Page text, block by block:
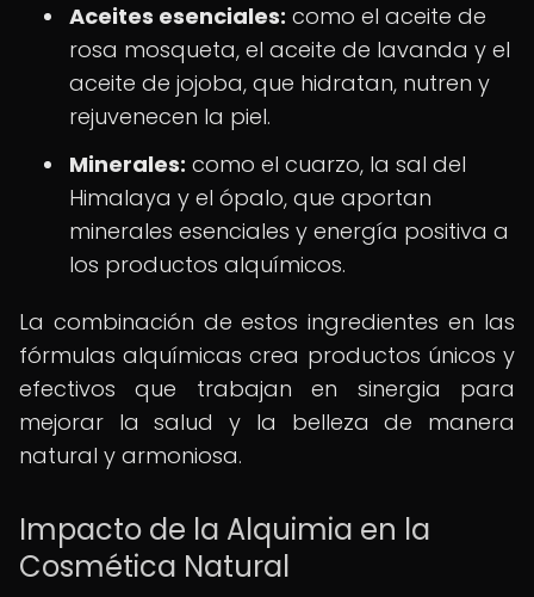
Aceites esenciales: como el aceite de
rosa mosqueta, el aceite de lavanda y el
aceite de jojoba, que hidratan, nutren y
rejuvenecen la piel.
Minerales: como el cuarzo, la sal del
Himalaya y el ópalo, que aportan
minerales esenciales y energía positiva a
los productos alquímicos.
La combinación de estos ingredientes en las
fórmulas alquímicas crea productos únicos y
efectivos que trabajan en sinergia para
mejorar la salud y la belleza de manera
natural y armoniosa.
Impacto de la Alquimia en la
Cosmética Natural